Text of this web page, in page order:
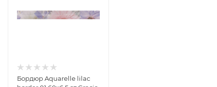
Бордюр Aquarelle lilac